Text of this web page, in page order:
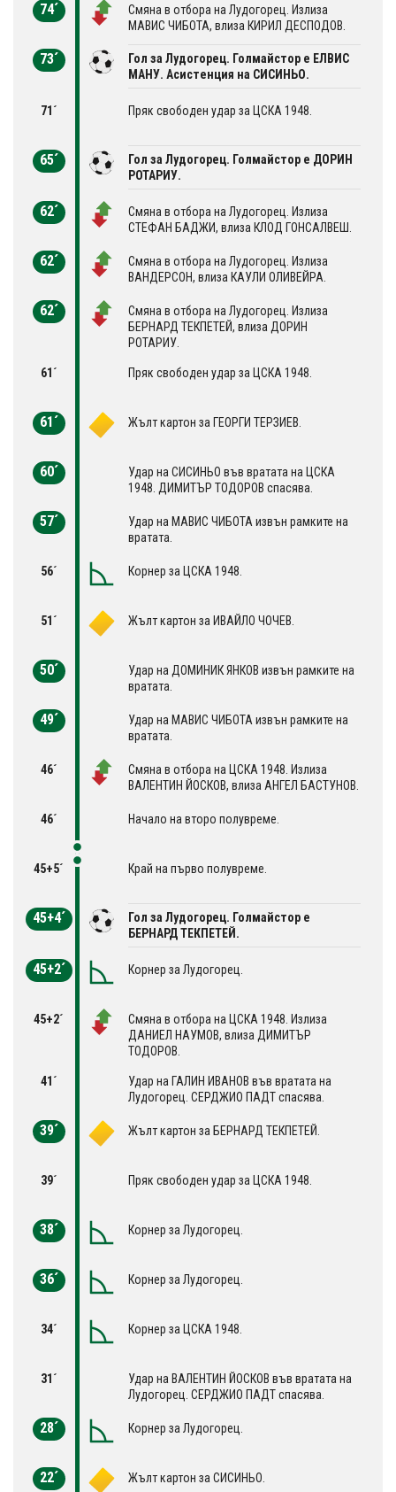
74´
Смяна в отбора на Лудогорец. Излиза
МАВИС ЧИБОТА, влиза КИРИЛ ДЕСПОДОВ.
73´
Гол за Лудогорец. Голмайстор е ЕЛВИС
МАНУ. Асистенция на СИСИНЬО.
71´ Пряк свободен удар за ЦСКА 1948.
65´
Гол за Лудогорец. Голмайстор е ДОРИН
РОТАРИУ.
62´
Смяна в отбора на Лудогорец. Излиза
СТЕФАН БАДЖИ, влиза КЛОД ГОНСАЛВЕШ.
62´
Смяна в отбора на Лудогорец. Излиза
ВАНДЕРСОН, влиза КАУЛИ ОЛИВЕЙРА.
62´
Смяна в отбора на Лудогорец. Излиза
БЕРНАРД ТЕКПЕТЕЙ, влиза ДОРИН
РОТАРИУ.
61´ Пряк свободен удар за ЦСКА 1948.
61´ Жълт картон за ГЕОРГИ ТЕРЗИЕВ.
60´
Удар на СИСИНЬО във вратата на ЦСКА
1948. ДИМИТЪР ТОДОРОВ спасява.
57´
Удар на МАВИС ЧИБОТА извън рамките на
вратата.
56´ Корнер за ЦСКА 1948.
51´ Жълт картон за ИВАЙЛО ЧОЧЕВ.
50´
Удар на ДОМИНИК ЯНКОВ извън рамките на
вратата.
49´
Удар на МАВИС ЧИБОТА извън рамките на
вратата.
46´
Смяна в отбора на ЦСКА 1948. Излиза
ВАЛЕНТИН ЙОСКОВ, влиза АНГЕЛ БАСТУНОВ.
46´ Начало на второ полувреме.
45+5´ Край на първо полувреме.
45+4´
Гол за Лудогорец. Голмайстор е
БЕРНАРД ТЕКПЕТЕЙ.
45+2´ Корнер за Лудогорец.
45+2´
Смяна в отбора на ЦСКА 1948. Излиза
ДАНИЕЛ НАУМОВ, влиза ДИМИТЪР
ТОДОРОВ.
41´
Удар на ГАЛИН ИВАНОВ във вратата на
Лудогорец. СЕРДЖИО ПАДТ спасява.
39´ Жълт картон за БЕРНАРД ТЕКПЕТЕЙ.
39´ Пряк свободен удар за ЦСКА 1948.
38´ Корнер за Лудогорец.
36´ Корнер за Лудогорец.
34´ Корнер за ЦСКА 1948.
31´
Удар на ВАЛЕНТИН ЙОСКОВ във вратата на
Лудогорец. СЕРДЖИО ПАДТ спасява.
28´ Корнер за Лудогорец.
22´ Жълт картон за СИСИНЬО.